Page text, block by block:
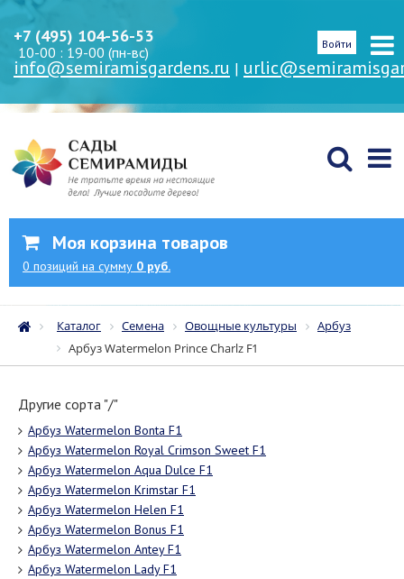
+7 (495) 104-56-53
10-00 : 19-00 (пн-вс)
info@semiramisgardens.ru |
Войти
Моя корзина товаров
0 позиций на сумму 0 руб.
Каталог Семена Овощные культуры
Арбуз
Арбуз Watermelon Prince Charlz F1
Другие сорта "/"
Арбуз Watermelon Bonta F1
Арбуз Watermelon Royal Crimson Sweet F1
Арбуз Watermelon Aqua Dulce F1
Арбуз Watermelon Krimstar F1
Арбуз Watermelon Helen F1
Арбуз Watermelon Bonus F1
Арбуз Watermelon Antey F1
Арбуз Watermelon Lady F1